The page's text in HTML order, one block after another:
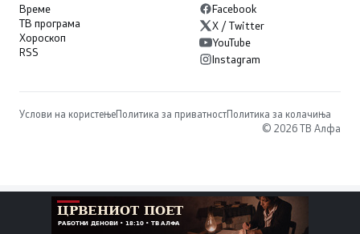
Време
ТВ програма
Хороскоп
RSS
Facebook
X / Twitter
YouTube
Instagram
Услови на користењеПолитика за приватностПолитика за колачиња
© 2026 ТВ Алфа